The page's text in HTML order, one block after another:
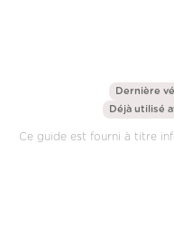
Dernière
Déjà utilisé
Ce guide est fourni à titre